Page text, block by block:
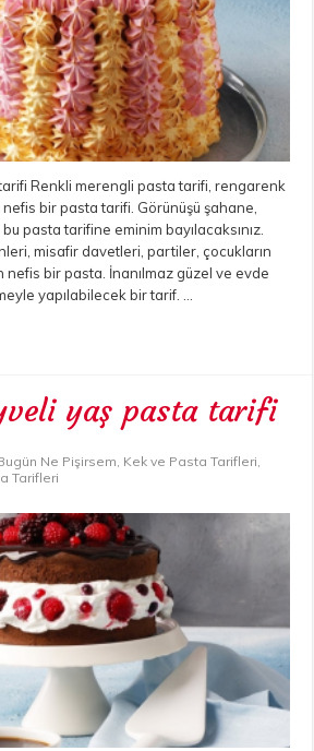
Renkli merengli pasta tarifi, rengarenk
bir pasta tarifi. Görünüşü şahane,
pasta tarifine eminim bayılacaksınız.
misafir davetleri, partiler, çocukların
nefis bir pasta. İnanılmaz güzel ve evde
yapılabilecek bir tarif. …
yaş pasta tarifi
Ne Pişirsem Kek ve Pasta Tarifleri
Tarifleri